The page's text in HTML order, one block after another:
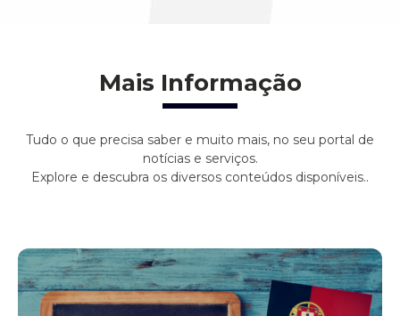
Mais Informação
Tudo o que precisa saber e muito mais, no seu portal de
notícias e serviços.
Explore e descubra os diversos conteúdos disponíveis..